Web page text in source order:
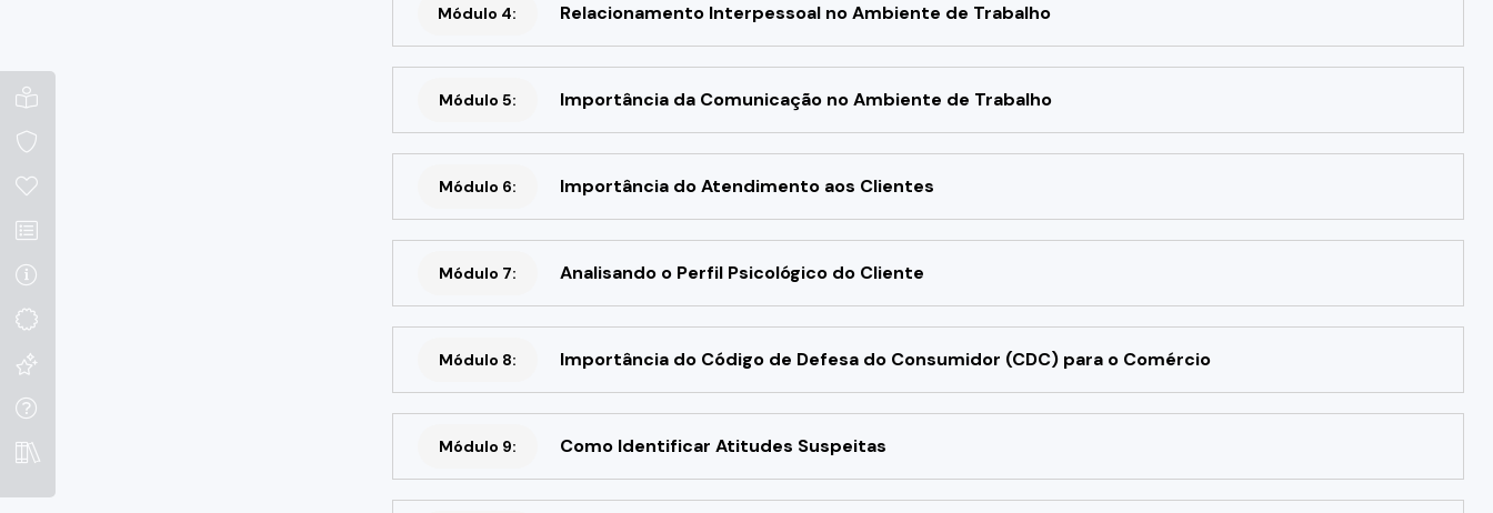
Módulo 4: Relacionamento Interpessoal no Ambiente de Trabalho
Módulo 5: Importância da Comunicação no Ambiente de Trabalho
Módulo 6: Importância do Atendimento aos Clientes
Módulo 7: Analisando o Perfil Psicológico do Cliente
Módulo 8: Importância do Código de Defesa do Consumidor (CDC) para o Comércio
Módulo 9: Como Identificar Atitudes Suspeitas